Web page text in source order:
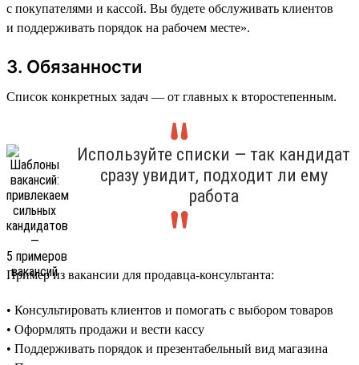
с покупателями и кассой. Вы будете обслуживать клиентов
и поддерживать порядок на рабочем месте».
3. Обязанности
Список конкретных задач — от главных к второстепенным.
Используйте списки — так кандидат
сразу увидит, подходит ли ему
работа
Пример из вакансии для продавца-консультанта:
• Консультировать клиентов и помогать с выбором товаров
• Оформлять продажи и вести кассу
• Поддерживать порядок и презентабельный вид магазина